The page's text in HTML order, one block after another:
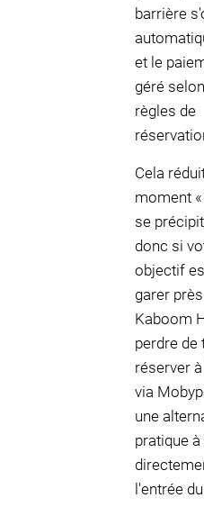
barrière
et le
géré
règles de
Cela
moment
se
donc si
objectif
garer
Kaboom
perdre de
réserver
via
une
pratique
l'entrée